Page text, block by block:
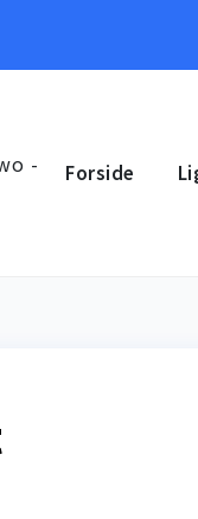
-
Forside